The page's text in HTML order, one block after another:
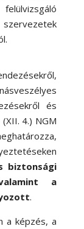
és
4.) NGM
biztonsági
a
.
a képzés, a